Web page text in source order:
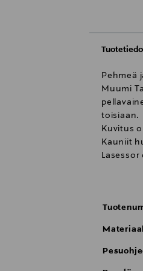
Pehmeä
Muumi
toisiaan.
Kuvitus
Kauniit